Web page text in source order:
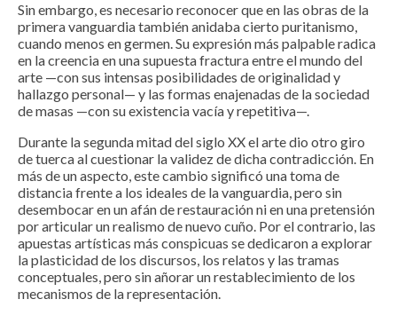
Sin embargo, es necesario reconocer que en las obras de la
primera vanguardia también anidaba cierto puritanismo,
cuando menos en germen. Su expresión más palpable radica
en la creencia en una supuesta fractura entre el mundo del
arte —con sus intensas posibilidades de originalidad y
hallazgo personal— y las formas enajenadas de la sociedad
de masas —con su existencia vacía y repetitiva—.
Durante la segunda mitad del siglo XX el arte dio otro giro
de tuerca al cuestionar la validez de dicha contradicción. En
más de un aspecto, este cambio significó una toma de
distancia frente a los ideales de la vanguardia, pero sin
desembocar en un afán de restauración ni en una pretensión
por articular un realismo de nuevo cuño. Por el contrario, las
apuestas artísticas más conspicuas se dedicaron a explorar
la plasticidad de los discursos, los relatos y las tramas
conceptuales, pero sin añorar un restablecimiento de los
mecanismos de la representación.